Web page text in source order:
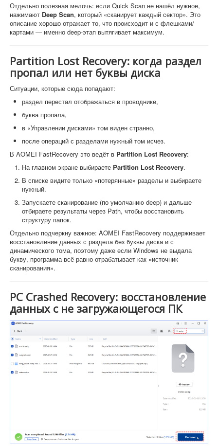
Отдельно полезная мелочь: если Quick Scan не нашёл нужное,
нажимают Deep Scan, который «сканирует каждый сектор». Это
описание хорошо отражает то, что происходит и с флешками/
картами — именно deep-этап вытягивает максимум.
Partition Lost Recovery: когда раздел
пропал или нет буквы диска
Ситуации, которые сюда попадают:
раздел перестал отображаться в проводнике,
буква пропала,
в «Управлении дисками» том виден странно,
после операций с разделами нужный том исчез.
В AOMEI FastRecovery это ведёт в Partition Lost Recovery:
На главном экране выбираете Partition Lost Recovery.
В списке видите только «потерянные» разделы и выбираете
нужный.
Запускаете сканирование (по умолчанию deep) и дальше
отбираете результаты через Path, чтобы восстановить
структуру папок.
Отдельно подчеркну важное: AOMEI FastRecovery поддерживает
восстановление данных с раздела без буквы диска и с
динамического тома, поэтому даже если Windows не выдала
букву, программа всё равно отрабатывает как «источник
сканирования».
PC Crashed Recovery: восстановление
данных с не загружающегося ПК